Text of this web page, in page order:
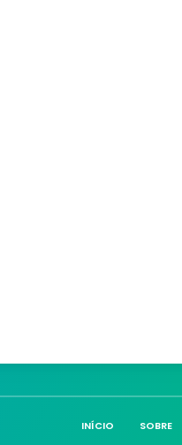
INÍCIO SOBRE